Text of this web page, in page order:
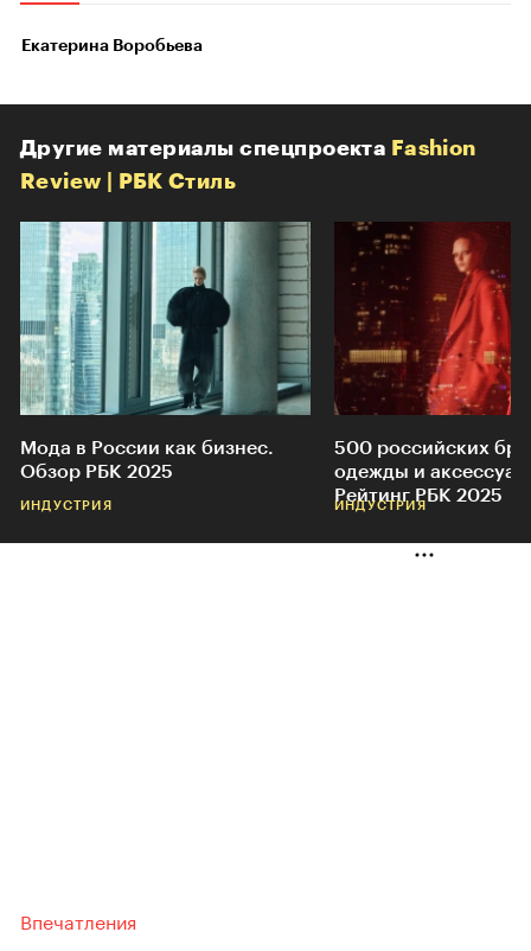
Екатерина Воробьева
Другие материалы спецпроекта Fashion
Review | РБК Стиль
Мода в России как бизнес.
Обзор РБК 2025
ИНДУСТРИЯ
500 российских
одежды и
Рейтинг РБК 2025
ИНДУСТРИЯ
Впечатления